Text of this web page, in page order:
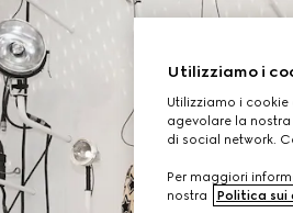
Utilizziamo i
Utilizziamo i
agevolare la
di social network.
Per maggiori
nostra
Politica sui